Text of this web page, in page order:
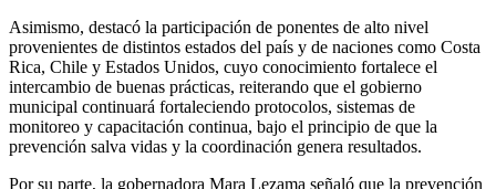
Asimismo, destacó la participación de ponentes de alto nivel
provenientes de distintos estados del país y de naciones como Costa
Rica, Chile y Estados Unidos, cuyo conocimiento fortalece el
intercambio de buenas prácticas, reiterando que el gobierno
municipal continuará fortaleciendo protocolos, sistemas de
monitoreo y capacitación continua, bajo el principio de que la
prevención salva vidas y la coordinación genera resultados.
Por su parte, la gobernadora Mara Lezama señaló que la prevención